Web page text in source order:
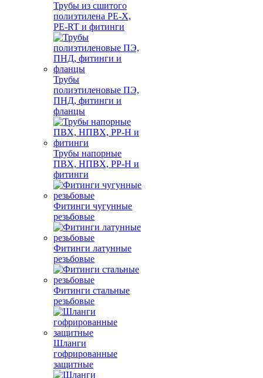
Трубы из сшитого
полиэтилена PE-X,
PE-RT и фитинги
Трубы
полиэтиленовые ПЭ,
ПНД, фитинги и
фланцы
Трубы напорные
ПВХ, НПВХ, PP-H и
фитинги
Фитинги чугунные
резьбовые
Фитинги латунные
резьбовые
Фитинги стальные
резьбовые
Шланги
гофрированные
защитные